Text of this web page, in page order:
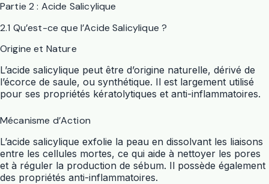
Partie 2 : Acide Salicylique
2.1 Qu’est-ce que l’Acide Salicylique ?
Origine et Nature
L’acide salicylique peut être d’origine naturelle, dérivé de
l’écorce de saule, ou synthétique. Il est largement utilisé
pour ses propriétés kératolytiques et anti-inflammatoires.
Mécanisme d’Action
L’acide salicylique exfolie la peau en dissolvant les liaisons
entre les cellules mortes, ce qui aide à nettoyer les pores
et à réguler la production de sébum. Il possède également
des propriétés anti-inflammatoires.